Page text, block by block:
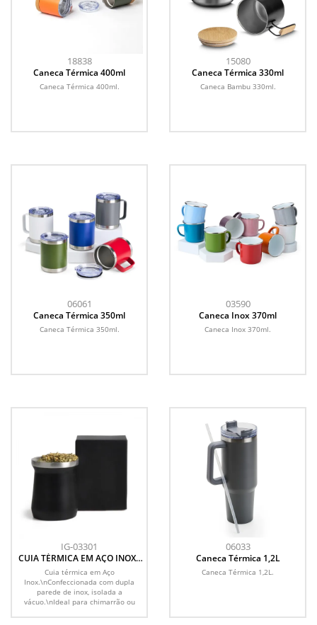
18838
Caneca Térmica 400ml
Caneca Térmica 400ml.
15080
Caneca Térmica 330ml
Caneca Bambu 330ml.
06061
Caneca Térmica 350ml
Caneca Térmica 350ml.
03590
Caneca Inox 370ml
Caneca Inox 370ml.
IG-03301
CUIA TÉRMICA EM AÇO INOX -
PRETO - 300ML
Cuia térmica em Aço
Inox.\nConfeccionada com dupla
parede de inox, isolada a
vácuo.\nIdeal para chimarrão ou
06033
Caneca Térmica 1,2L
Caneca Térmica 1,2L.